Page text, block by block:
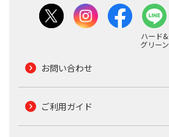
ハード&
グリーン
お問い合わせ
ご利用ガイド